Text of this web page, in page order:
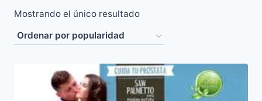
Mostrando el único resultado